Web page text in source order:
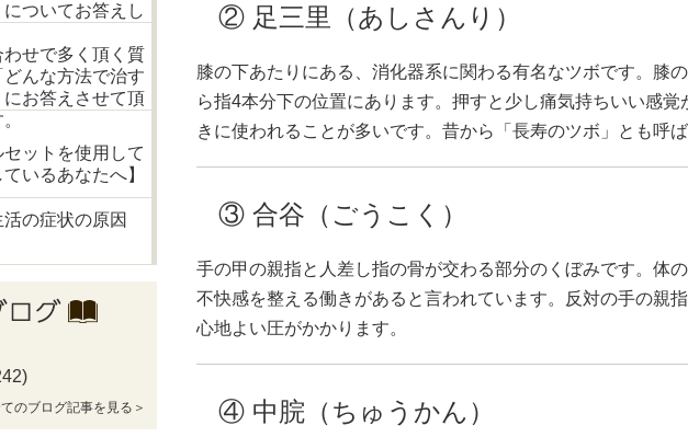
ついてお答えし
わせで多く頂く質
んな方法で治す
にお答えさせて頂
セットを使用して
いるあなたへ】
活の症状の原因
のブログ記事を見る＞
② 足三里（あしさんり）
膝の下あたりにある、消化器系に関わる有名なツボです。膝
ら指4本分下の位置にあります。押すと少し痛気持ちいい感
きに使われることが多いです。昔から「長寿のツボ」とも呼
③ 合谷（ごうこく）
手の甲の親指と人差し指の骨が交わる部分のくぼみです。体
不快感を整える働きがあると言われています。反対の手の親
心地よい圧がかかります。
④ 中脘（ちゅうかん）